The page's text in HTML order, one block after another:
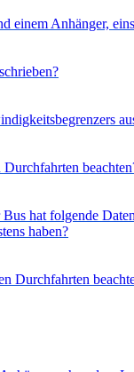
einem Anhänger,
hat folgende
haben?
Durchfahrten